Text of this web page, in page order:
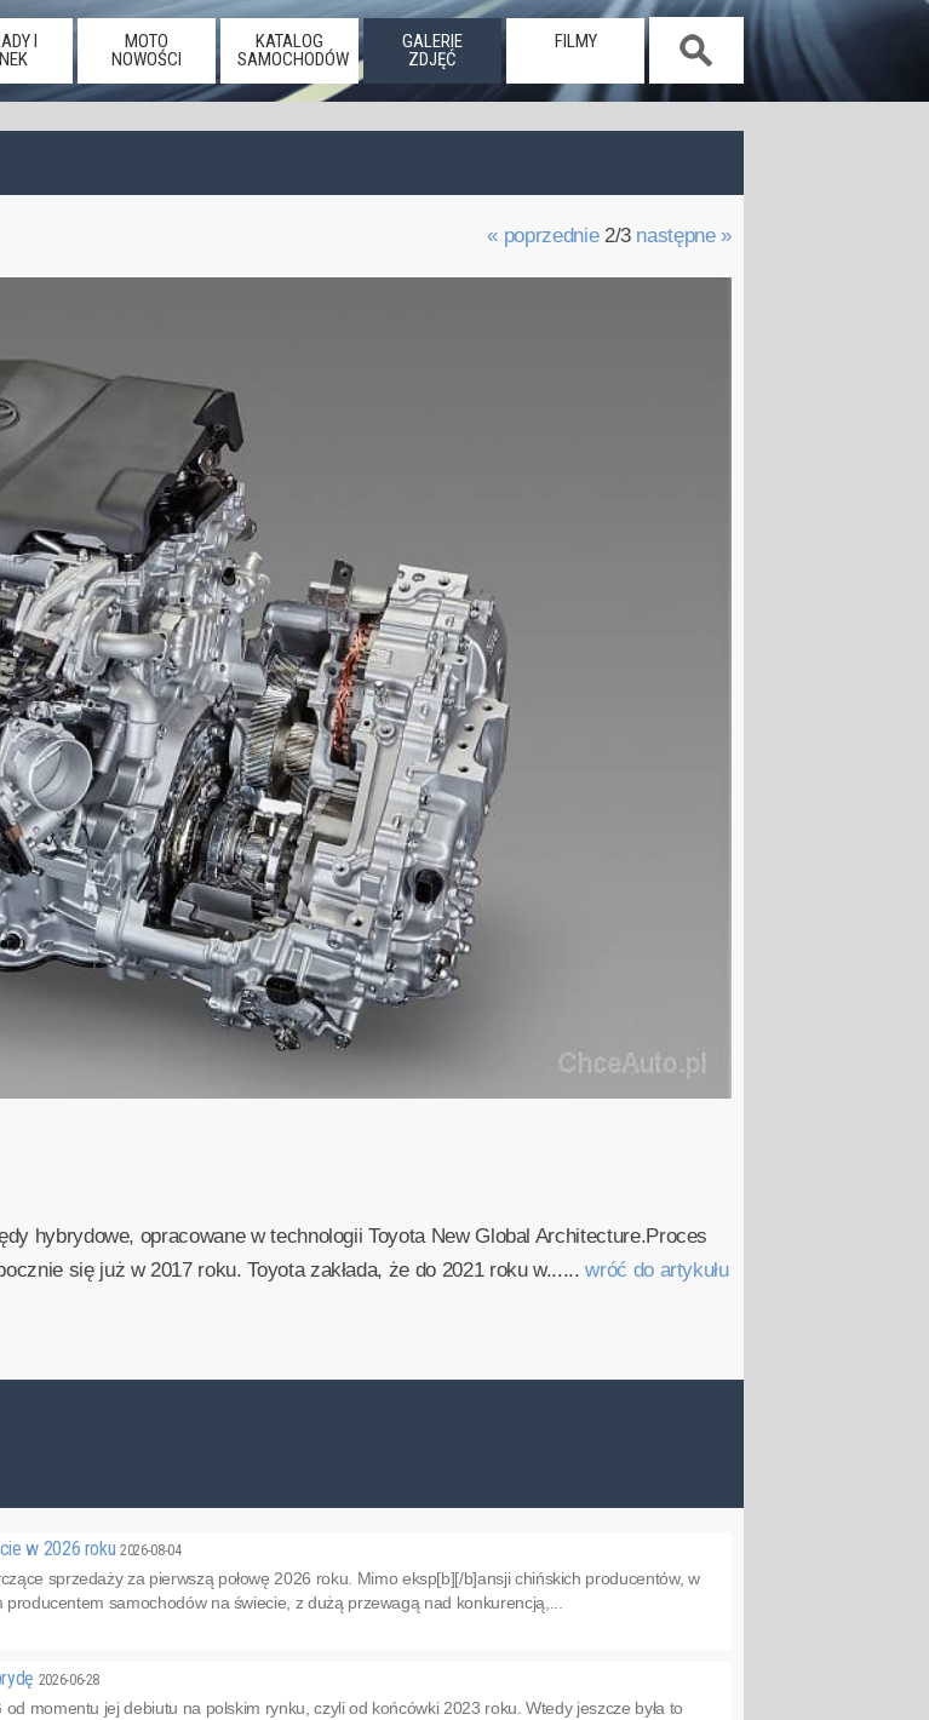
I
MOTO
NOWOŚCI
KATALOG
SAMOCHODÓW
GALERIE
ZDJĘĆ
FILMY
« poprzednie2/3 następne »
hybrydowe, opracowane w technologii Toyota New Global Architecture.Proces
się już w 2017 roku. Toyota zakłada, że do 2021 roku w......wróć do artykułu
w 2026 roku2026-08-04
sprzedaży za pierwszą połowę 2026 roku. Mimo eksp[b][/b]ansji chińskich producentów, w
producentem samochodów na świecie, z dużą przewagą nad konkurencją,...
2026-06-28
momentu jej debiutu na polskim rynku, czyli od końcówki 2023 roku. Wtedy jeszcze była to